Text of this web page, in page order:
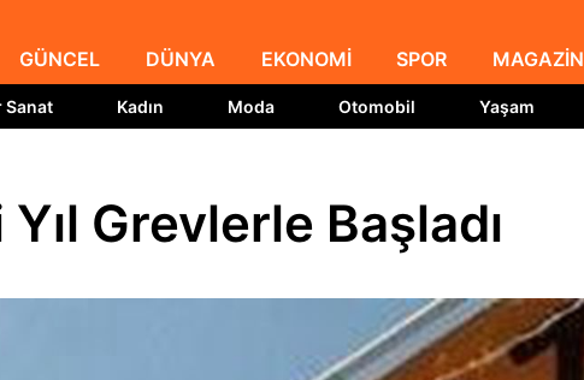
GÜNCEL DÜNYA EKONOMİ SPOR MAGAZİN
Sanat Kadın Moda Otomobil Yaşam
Grevlerle Başladı